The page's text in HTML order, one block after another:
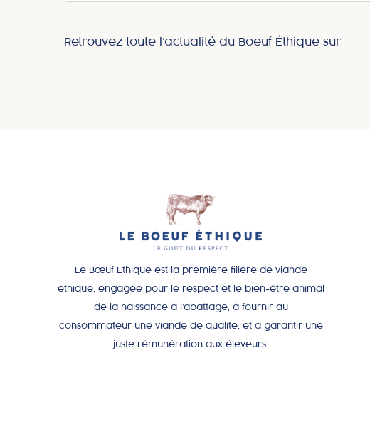
Retrouvez toute l’actualité du Boeuf Éthique sur
Le Bœuf Ethique est la première filière de viande
éthique, engagée pour le respect et le bien-être animal
de la naissance à l’abattage, à fournir au
consommateur une viande de qualité, et à garantir une
juste rémunération aux éleveurs.